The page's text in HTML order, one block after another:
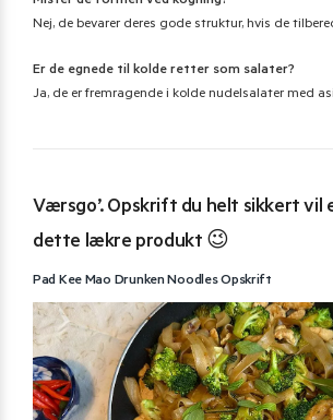
Nej, de bevarer deres gode struktur, hvis de
Er de egnede til kolde retter som salater?
Ja, de er fremragende i kolde nudelsalater med
Værsgo’. Opskrift du helt sikkert vil
dette lækre produkt 😉
Pad Kee Mao Drunken Noodles Opskrift